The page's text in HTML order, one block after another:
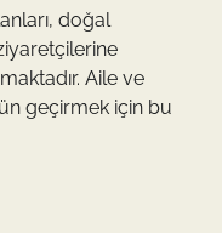
doğal
Aile ve
geçirmek için bu